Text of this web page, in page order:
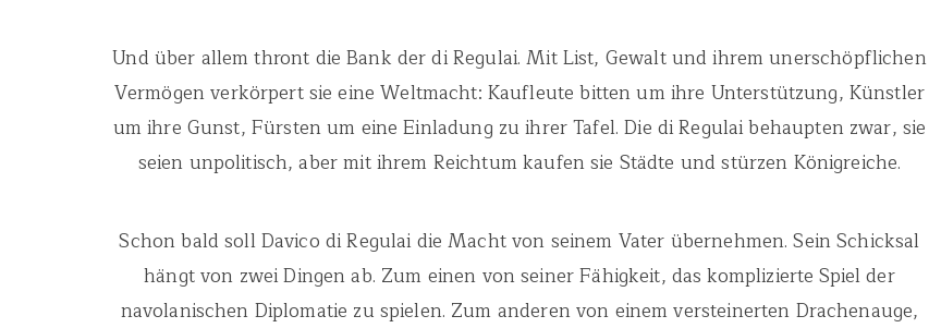
Und über allem thront die Bank der di Regulai. Mit List, Gewalt und ihrem unerschöpflichen
Vermögen verkörpert sie eine Weltmacht: Kaufleute bitten um ihre Unterstützung, Künstler
um ihre Gunst, Fürsten um eine Einladung zu ihrer Tafel. Die di Regulai behaupten zwar, sie
seien unpolitisch, aber mit ihrem Reichtum kaufen sie Städte und stürzen Königreiche.
Schon bald soll Davico di Regulai die Macht von seinem Vater übernehmen. Sein Schicksal
hängt von zwei Dingen ab. Zum einen von seiner Fähigkeit, das komplizierte Spiel der
navolanischen Diplomatie zu spielen. Zum anderen von einem versteinerten Drachenauge,